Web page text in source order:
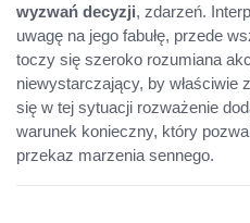
wyzwań decyzji, zdarzeń.
uwagę na jego fabułę, przede
toczy się szeroko rozumiana
niewystarczający, by właściwie
się w tej sytuacji rozważenie
warunek konieczny, który
przekaz marzenia sennego.